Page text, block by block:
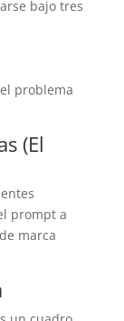
bajo tres
problema
(El
prompt a
marca